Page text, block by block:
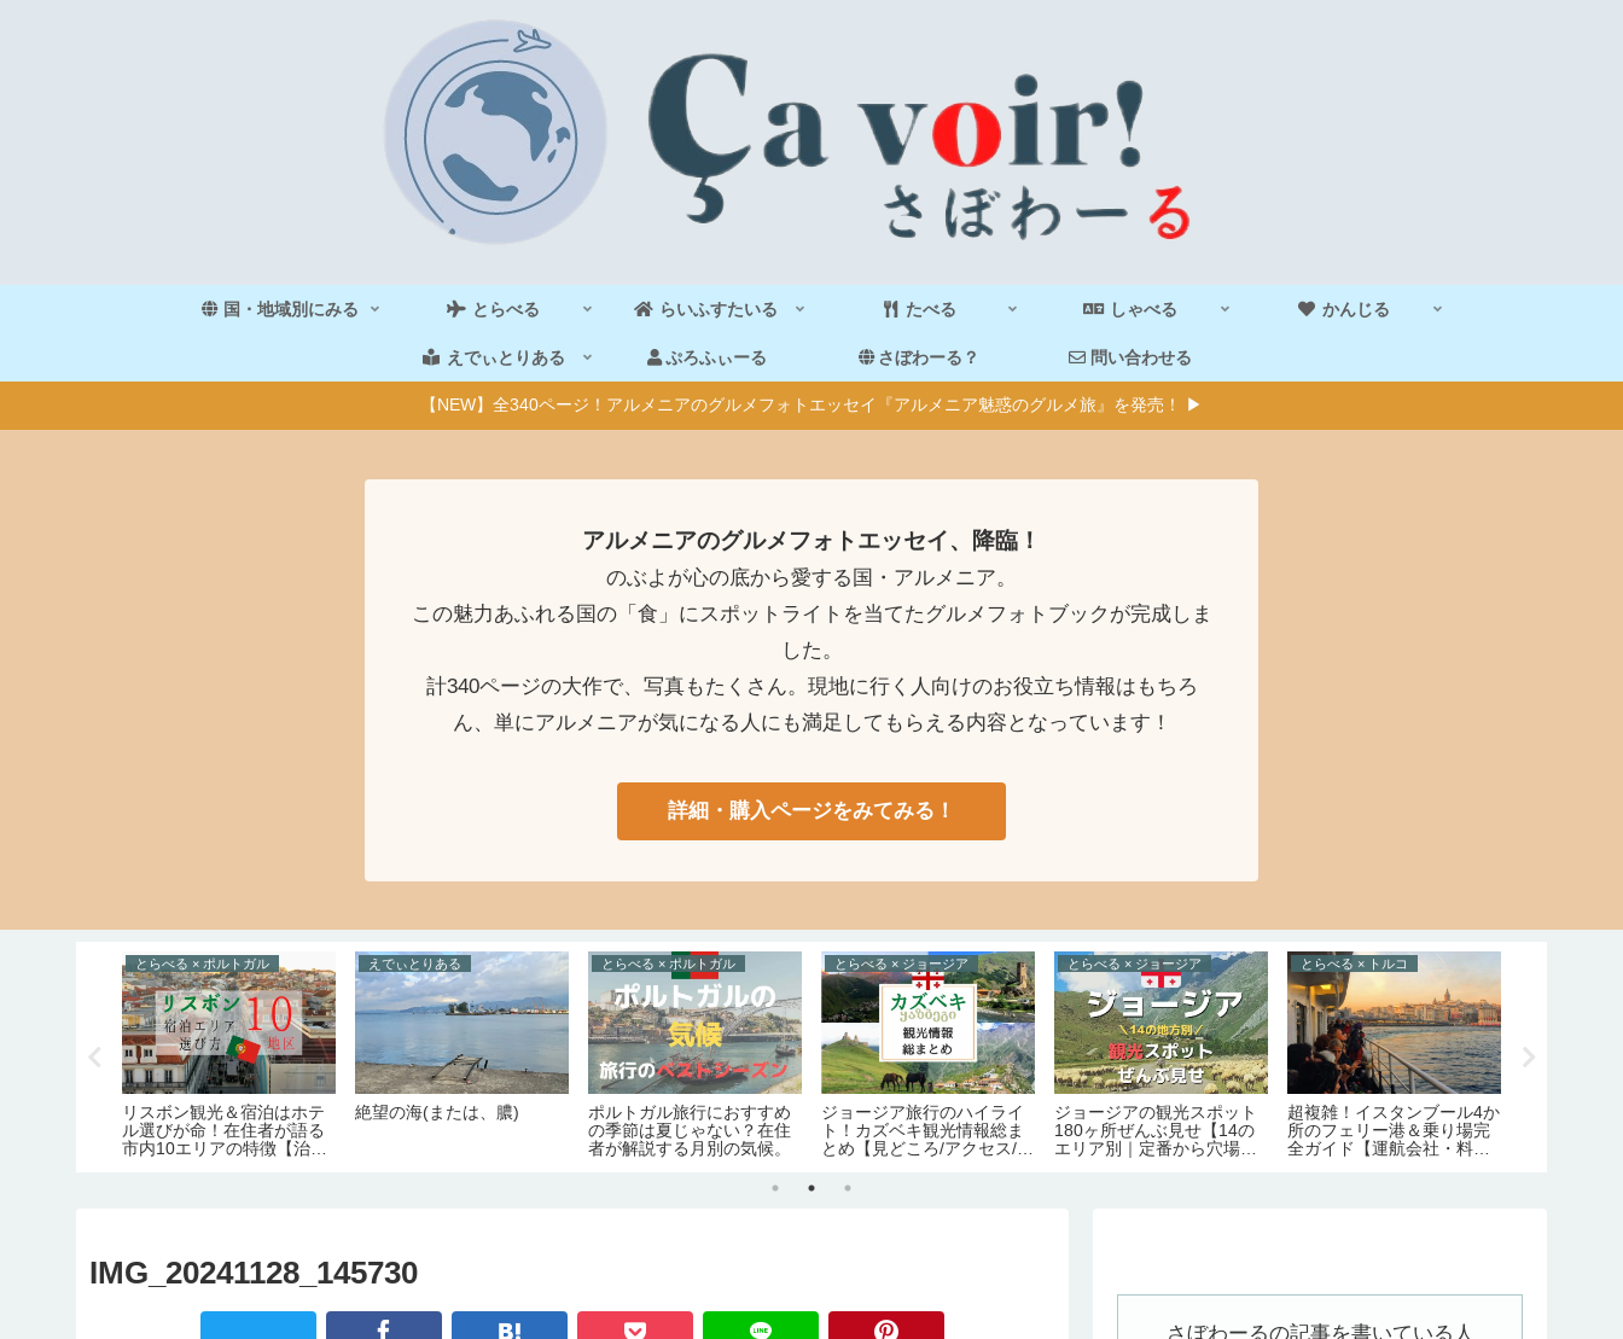
国・地域別にみる とらべる らいふすたいる たべる しゃべる かんじる
えでぃとりある ぷろふぃーる さぼわーる？ 問い合わせる
【NEW】全340ページ！アルメニアのグルメフォトエッセイ『アルメニア魅惑のグルメ旅』を発売！ ▶
アルメニアのグルメフォトエッセイ、降臨！
のぶよが心の底から愛する国・アルメニア。
この魅力あふれる国の「食」にスポットライトを当てたグルメフォトブックが完成しま
した。
計340ページの大作で、写真もたくさん。現地に行く人向けのお役立ち情報はもちろ
ん、単にアルメニアが気になる人にも満足してもらえる内容となっています！
詳細・購入ページをみてみる！
とらべる × ポルトガル
リスボン観光＆宿泊はホテ
ル選びが命！在住者が語る
市内10エリアの特徴【治
えでぃとりある
絶望の海(または、膿)
とらべる × ポルトガル
ポルトガル旅行におすすめ
の季節は夏じゃない？在住
者が解説する月別の気候。
とらべる × ジョージア
ジョージア旅行のハイライ
ト！カズベキ観光情報総ま
とめ【見どころ/アクセス/必
とらべる × ジョージア
ジョージアの観光スポット
180ヶ所ぜんぶ見せ【14の
エリア別｜定番から穴場ま
とらべる × トルコ
超複雑！イスタンブール4か
所のフェリー港＆乗り場完
全ガイド【運航会社・料
IMG_20241128_145730
さぼわーるの記事を書いている人